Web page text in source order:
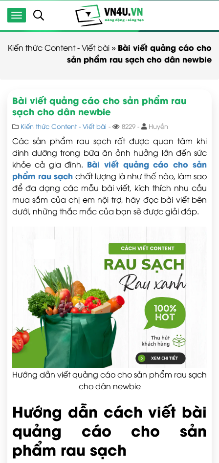
Kiến thức Content - Viết bài» Bài viết quảng cáo cho
sản phẩm rau sạch cho dân newbie
Bài viết quảng cáo cho sản phẩm rau
sạch cho dân newbie
Kiến thức Content - Viết bài - 8229 - Huyền
Các sản phẩm rau sạch rất được quan tâm khi
dinh dưỡng trong bữa ăn ảnh hưởng lớn đến sức
khỏe cả gia đình. Bài viết quảng cáo cho sản
phẩm rau sạch chất lượng là như thế nào, làm sao
để đa dạng các mẫu bài viết, kích thích nhu cầu
mua sắm của chị em nội trợ, hãy đọc bài viết bên
dưới, những thắc mắc của bạn sẽ được giải đáp.
Hướng dẫn viết quảng cáo cho sản phẩm rau sạch
cho dân newbie
Hướng dẫn cách viết bài
quảng cáo cho sản
phẩm rau sạch